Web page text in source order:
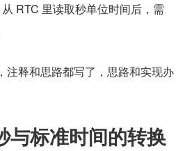
RTC 里读取秒单位时间后，需
注释和思路都写了，思路和实现办
与标准时间的转换